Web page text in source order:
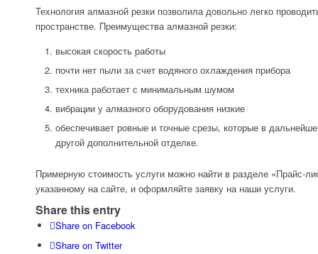
Технология алмазной резки позволила довольно легко
пространстве. Преимущества алмазной резки:
высокая скорость работы
почти нет пыли за счет водяного охлаждения прибора
техника работает с минимальным шумом
вибрации у алмазного оборудования низкие
обеспечивает ровные и точные срезы, которые в
другой дополнительной отделке.
Примерную стоимость услуги можно найти в разделе «Прайс-
указанному на сайте, и оформляйте заявку на наши услуги.
Share this entry
Share on Facebook
Share on Twitter